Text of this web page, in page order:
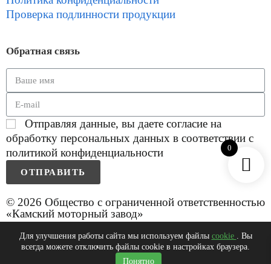
Проверка подлинности продукции
Обратная связь
Отправляя данные, вы даете согласие на
обработку персональных данных в соответствии с
политикой конфиденциальности
ОТПРАВИТЬ
© 2026 Общество с ограниченной ответственностью
«Камский моторный завод»
0
0
Для улучшения работы сайта мы используем файлы cookie . Вы
всегда можете отключить файлы cookie в настройках браузера.
Понятно